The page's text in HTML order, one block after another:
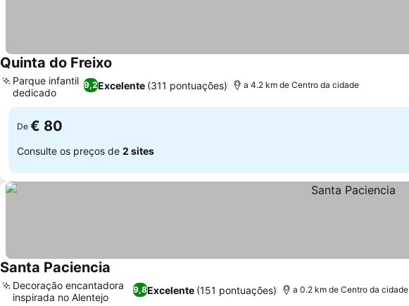
Quinta do Freixo
9,2Excelente (311 pontuações)
Parque infantil
dedicado
a 4.2 km de Centro da cidade
De € 80
Consulte os preços de 2 sites
Santa Paciencia
9,8Excelente (151 pontuações)
Decoração encantadora
inspirada no Alentejo
a 0.2 km de Centro da cidade